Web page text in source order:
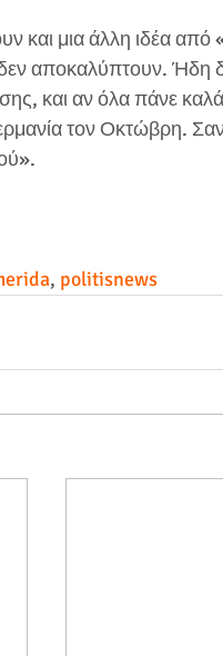
και μια άλλη ιδέα από
αποκαλύπτουν. Ήδη
και αν όλα πάνε
τον Οκτώβρη.
, politisnews